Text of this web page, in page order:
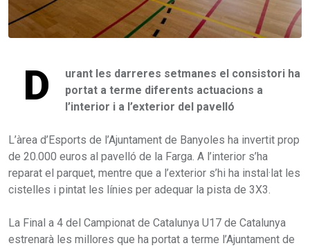
D
urant les darreres setmanes el consistori ha
portat a terme diferents actuacions a
l’interior i a l’exterior del pavelló
L’àrea d’Esports de l’Ajuntament de Banyoles ha invertit prop
de 20.000 euros al pavelló de la Farga. A l’interior s’ha
reparat el parquet, mentre que a l’exterior s’hi ha instal·lat les
cistelles i pintat les línies per adequar la pista de 3X3.
La Final a 4 del Campionat de Catalunya U17 de Catalunya
estrenarà les millores que ha portat a terme l’Ajuntament de